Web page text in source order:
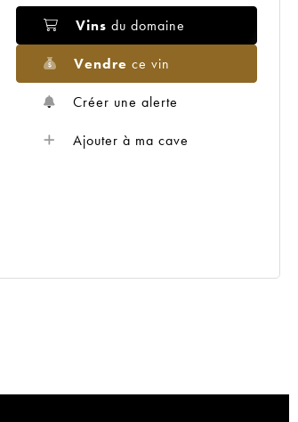
Vins du domaine
Vendre ce vin
Créer une alerte
Ajouter à ma cave